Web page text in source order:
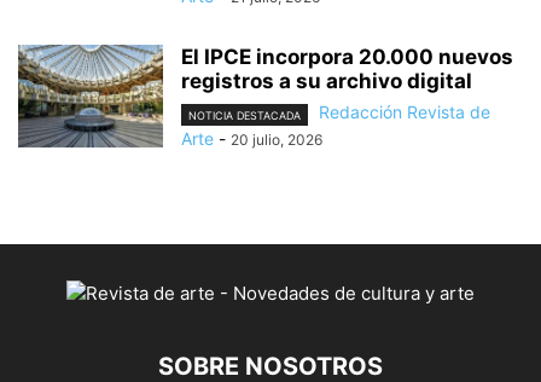
El IPCE incorpora 20.000 nuevos
registros a su archivo digital
NOTICIA DESTACADA
Redacción Revista de
Arte - 20 julio, 2026
SOBRE NOSOTROS